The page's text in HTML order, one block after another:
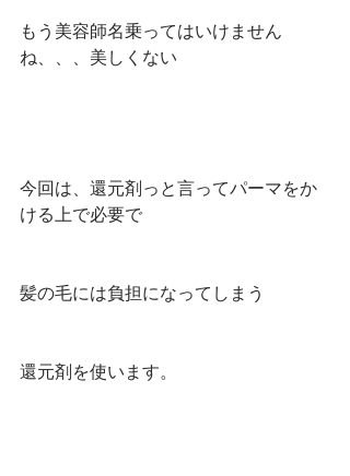
もう美容師名乗ってはいけません
ね、、、美しくない
今回は、還元剤っと言ってパーマをか
ける上で必要で
髪の毛には負担になってしまう
還元剤を使います。